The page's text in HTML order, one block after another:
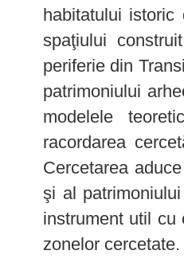
habitatului
spaţiului
periferie din
patrimoniului
modelele
racordarea
Cercetarea
şi al
instrument util cu
zonelor cercetate.